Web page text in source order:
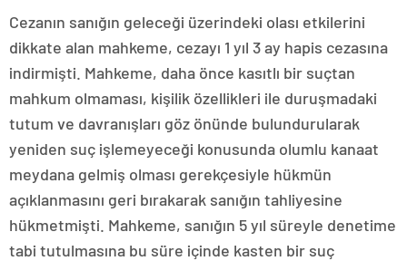
Cezanın sanığın geleceği üzerindeki olası etkilerini
dikkate alan mahkeme, cezayı 1 yıl 3 ay hapis cezasına
indirmişti. Mahkeme, daha önce kasıtlı bir suçtan
mahkum olmaması, kişilik özellikleri ile duruşmadaki
tutum ve davranışları göz önünde bulundurularak
yeniden suç işlemeyeceği konusunda olumlu kanaat
meydana gelmiş olması gerekçesiyle hükmün
açıklanmasını geri bırakarak sanığın tahliyesine
hükmetmişti. Mahkeme, sanığın 5 yıl süreyle denetime
tabi tutulmasına bu süre içinde kasten bir suç